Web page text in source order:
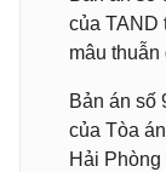
của TAND
mâu thuẫn
Bản án số
của Tòa
Hải